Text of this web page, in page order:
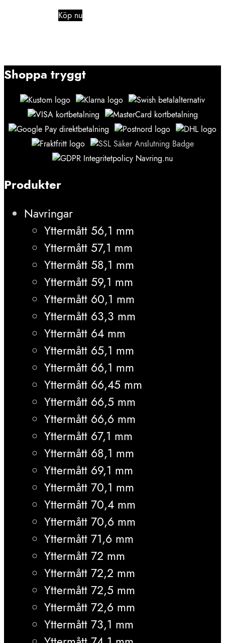
Köp nu
Shoppa tryggt
Produkter
Navringar
Yttermått 56,1 mm
Yttermått 57,1 mm
Yttermått 58,1 mm
Yttermått 59,1 mm
Yttermått 60,1 mm
Yttermått 63,3 mm
Yttermått 64 mm
Yttermått 65,1 mm
Yttermått 66,1 mm
Yttermått 66,45 mm
Yttermått 66,5 mm
Yttermått 66,6 mm
Yttermått 67,1 mm
Yttermått 68,1 mm
Yttermått 69,1 mm
Yttermått 70,1 mm
Yttermått 70,4 mm
Yttermått 70,6 mm
Yttermått 71,6 mm
Yttermått 72 mm
Yttermått 72,2 mm
Yttermått 72,5 mm
Yttermått 72,6 mm
Yttermått 73,1 mm